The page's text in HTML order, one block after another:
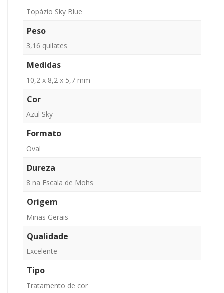
Topázio Sky Blue
Peso
3,16 quilates
Medidas
10,2 x 8,2 x 5,7 mm
Cor
Azul Sky
Formato
Oval
Dureza
8 na Escala de Mohs
Origem
Minas Gerais
Qualidade
Excelente
Tipo
Tratamento de cor